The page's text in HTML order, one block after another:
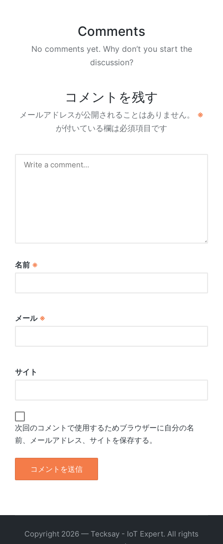
Comments
No comments yet. Why don’t you start the
discussion?
コメントを残す
メールアドレスが公開されることはありません。
※
が付いている欄は必須項目です
名前 ※
メール ※
サイト
次回のコメントで使用するためブラウザーに自分の名
前、メールアドレス、サイトを保存する。
Copyright 2026 — Tecksay - IoT Expert. All rights